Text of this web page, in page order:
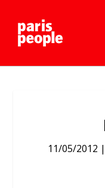
11/05/2012 |